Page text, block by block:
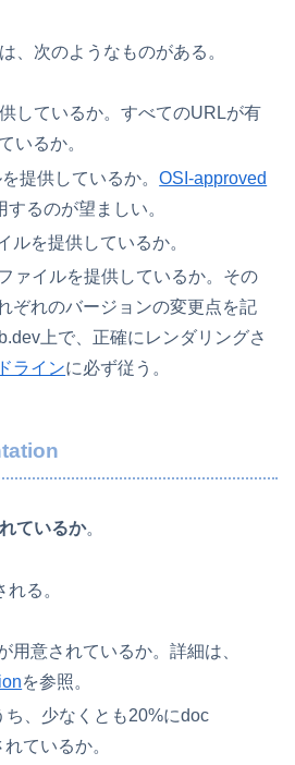
、次のようなものがある。
しているか。すべてのURLが有
いるか。
提供しているか。OSI-approved
するのが望ましい。
ルを提供しているか。
ァイルを提供しているか。その
ぞれのバージョンの変更点を記
上で、正確にレンダリングさ
ラインに必ず従う。
ているか。
る。
用意されているか。詳細は、
を参照。
ち、少なくとも20%にdoc
ているか。